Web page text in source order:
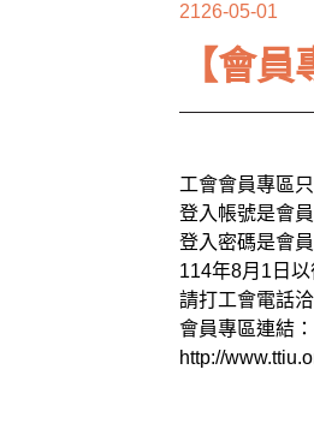
2126-05-01
【會
工會會員專區
登入帳號是會
登入密碼是會
114年8月1日
請打工會電話
會員專區連結：
http://